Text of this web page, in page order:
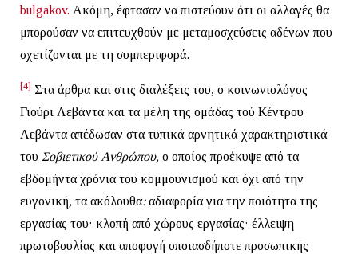
bulgakov. Ακόμη, έφτασαν να πιστεύουν ότι οι αλλαγές θα
μπορούσαν να επιτευχθούν με μεταμοσχεύσεις αδένων που
σχετίζονται με τη συμπεριφορά.
[4] Στα άρθρα και στις διαλέξεις του, ο κοινωνιολόγος
Γιούρι Λεβάντα και τα μέλη της ομάδας τού Κέντρου
Λεβάντα απέδωσαν στα τυπικά αρνητικά χαρακτηριστικά
του Σοβιετικού Ανθρώπου, ο οποίος προέκυψε από τα
εβδομήντα χρόνια του κομμουνισμού και όχι από την
ευγονική, τα ακόλουθα:αδιαφορία για την ποιότητα της
εργασίας του· κλοπή από χώρους εργασίας· έλλειψη
πρωτοβουλίας και αποφυγή οποιασδήποτε προσωπικής